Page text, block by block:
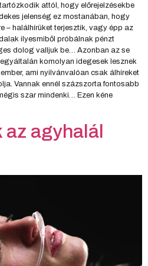
attól, hogy előrejelzésekbe
jelenség ez mostanában, hogy
– halálhírüket terjesztik, vagy épp az
ilyesmiből próbálnak pénzt
dolog valljuk be… Azonban az se
komolyan idegesek lesznek
ami nyilvánvalóan csak álhíreket
Vannak ennél százszorta fontosabb
szar mindenki… Ezen kéne
agyhalál